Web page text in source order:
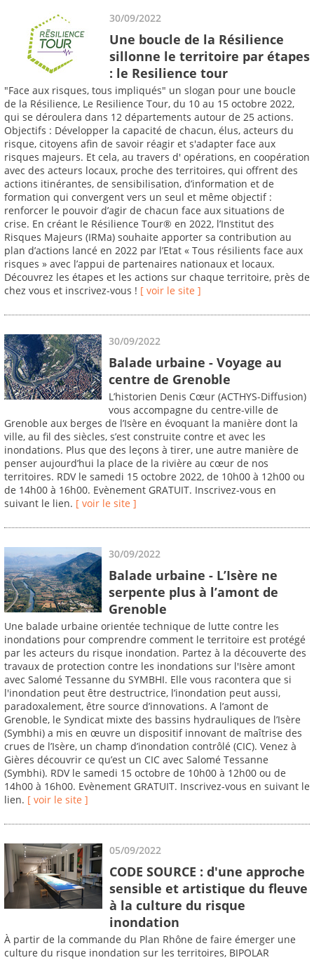
30/09/2022
Une boucle de la Résilience
sillonne le territoire par étapes
: le Resilience tour
"Face aux risques, tous impliqués" un slogan pour une boucle
de la Résilience, Le Resilience Tour, du 10 au 15 octobre 2022,
qui se déroulera dans 12 départements autour de 25 actions.
Objectifs : Développer la capacité de chacun, élus, acteurs du
risque, citoyens afin de savoir réagir et s'adapter face aux
risques majeurs. Et cela, au travers d' opérations, en coopération
avec des acteurs locaux, proche des territoires, qui offrent des
actions itinérantes, de sensibilisation, d’information et de
formation qui convergent vers un seul et même objectif :
renforcer le pouvoir d’agir de chacun face aux situations de
crise. En créant le Résilience Tour® en 2022, l’Institut des
Risques Majeurs (IRMa) souhaite apporter sa contribution au
plan d’actions lancé en 2022 par l’Etat « Tous résilients face aux
risques » avec l’appui de partenaires nationaux et locaux.
Découvrez les étapes et les actions sur chaque territoire, près de
chez vous et inscrivez-vous ! [ voir le site ]
30/09/2022
Balade urbaine - Voyage au
centre de Grenoble
L’historien Denis Cœur (ACTHYS-Diffusion)
vous accompagne du centre-ville de
Grenoble aux berges de l’Isère en évoquant la manière dont la
ville, au fil des siècles, s’est construite contre et avec les
inondations. Plus que des leçons à tirer, une autre manière de
penser aujourd’hui la place de la rivière au cœur de nos
territoires. RDV le samedi 15 octobre 2022, de 10h00 à 12h00 ou
de 14h00 à 16h00. Evènement GRATUIT. Inscrivez-vous en
suivant le lien. [ voir le site ]
30/09/2022
Balade urbaine - L’Isère ne
serpente plus à l’amont de
Grenoble
Une balade urbaine orientée technique de lutte contre les
inondations pour comprendre comment le territoire est protégé
par les acteurs du risque inondation. Partez à la découverte des
travaux de protection contre les inondations sur l'Isère amont
avec Salomé Tessanne du SYMBHI. Elle vous racontera que si
l'inondation peut être destructrice, l’inondation peut aussi,
paradoxalement, être source d’innovations. A l’amont de
Grenoble, le Syndicat mixte des bassins hydrauliques de l’Isère
(Symbhi) a mis en œuvre un dispositif innovant de maîtrise des
crues de l’Isère, un champ d’inondation contrôlé (CIC). Venez à
Gières découvrir ce qu’est un CIC avec Salomé Tessanne
(Symbhi). RDV le samedi 15 octobre de 10h00 à 12h00 ou de
14h00 à 16h00. Evènement GRATUIT. Inscrivez-vous en suivant le
lien. [ voir le site ]
05/09/2022
CODE SOURCE : d'une approche
sensible et artistique du fleuve
à la culture du risque
inondation
À partir de la commande du Plan Rhône de faire émerger une
culture du risque inondation sur les territoires, BIPOLAR